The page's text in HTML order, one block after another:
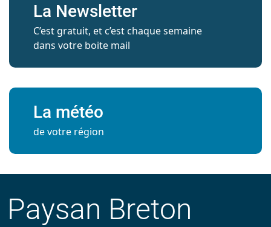
La Newsletter
C’est gratuit, et c’est chaque semaine
dans votre boite mail
La météo
de votre région
Paysan Breton